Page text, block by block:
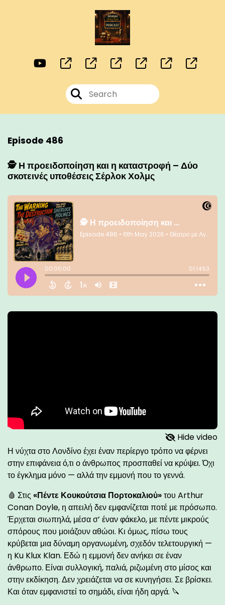
Episode 486
🕵️ Η προειδοποίηση και η καταστροφή – Δύο
σκοτεινές υποθέσεις Σέρλοκ Χολμς
Hide video
Η νύχτα στο Λονδίνο έχει έναν περίεργο τρόπο να φέρνει
στην επιφάνεια ό,τι ο άνθρωπος προσπαθεί να κρύψει. Όχι
το έγκλημα μόνο — αλλά την εμμονή που το γεννά.
🩸 Στις «Πέντε Κουκούτσια Πορτοκαλιού»του Arthur
Conan Doyle, η απειλή δεν εμφανίζεται ποτέ με πρόσωπο.
Έρχεται σιωπηλά, μέσα σ’ έναν φάκελο, με πέντε μικρούς
σπόρους που μοιάζουν αθώοι. Κι όμως, πίσω τους
κρύβεται μια δύναμη οργανωμένη, σχεδόν τελετουργική —
η Ku Klux Klan. Εδώ η εμμονή δεν ανήκει σε έναν
άνθρωπο. Είναι συλλογική, παλιά, ριζωμένη στο μίσος και
στην εκδίκηση. Δεν χρειάζεται να σε κυνηγήσει. Σε βρίσκει.
Και όταν εμφανιστεί το σημάδι, είναι ήδη αργά. 🔪